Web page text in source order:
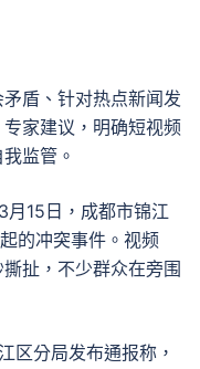
盾、针对热点新闻发
家建议，明确短视频
监管。
15日，成都市锦江
的冲突事件。视频
扯，不少群众在旁围
区分局发布通报称，